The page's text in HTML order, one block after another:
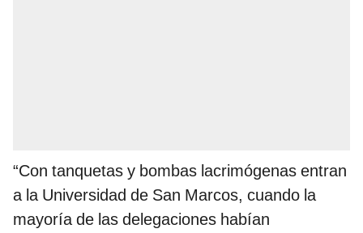
“Con tanquetas y bombas lacrimógenas entran
a la Universidad de San Marcos, cuando la
mayoría de las delegaciones habían